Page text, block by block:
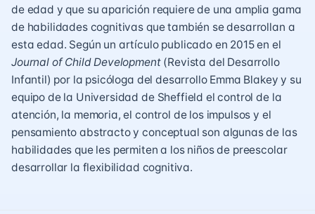
de edad y que su aparición requiere de una amplia gama
de habilidades cognitivas que también se desarrollan a
esta edad. Según un artículo publicado en 2015 en el
Journal of Child Development(Revista del Desarrollo
Infantil) por la psicóloga del desarrollo Emma Blakey y su
equipo de la Universidad de Sheffield el control de la
atención, la memoria, el control de los impulsos y el
pensamiento abstracto y conceptual son algunas de las
habilidades que les permiten a los niños de preescolar
desarrollar la flexibilidad cognitiva.